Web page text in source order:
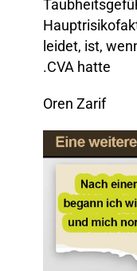
leidet, ist,
CVA hatte.
Oren Zarif